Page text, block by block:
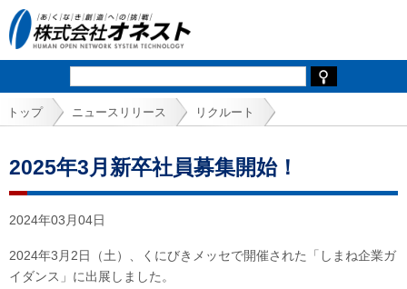
トップ ニュースリリース リクルート
2025年3月新卒社員募集開始！
2024年03月04日
2024年3月2日（土）、くにびきメッセで開催された「しまね企業ガ
イダンス」に出展しました。